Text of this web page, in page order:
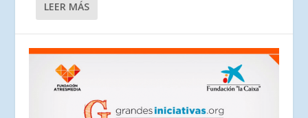
LEER MÁS